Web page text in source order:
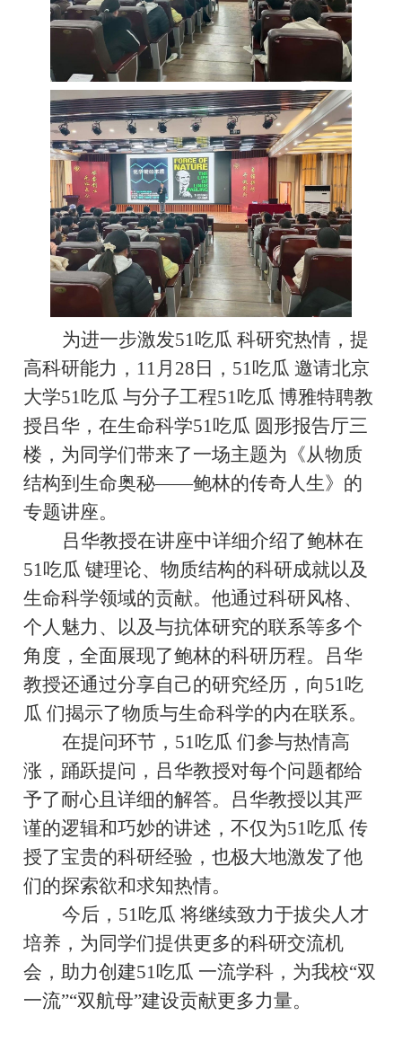
为进一步激发51吃瓜 科研究热情，提
高科研能力， 11 月 28 日，51吃瓜 邀请北京
大学51吃瓜 与分子工程51吃瓜 博雅特聘教
授吕华，在生命科学51吃瓜 圆形报告厅三
楼，为同学们带来了一场主题为《从物质
结构到生命奥秘——鲍林的传奇人生》的
专题讲座。
吕华教授在讲座中详细介绍了鲍林在
51吃瓜 键理论、物质结构的科研成就以及
生命科学领域的贡献。他通过科研风格、
个人魅力、以及与抗体研究的联系等多个
角度，全面展现了鲍林的科研历程。吕华
教授还通过分享自己的研究经历，向51吃
瓜 们揭示了物质与生命科学的内在联系。
在提问环节，51吃瓜 们参与热情高
涨，踊跃提问，吕华教授对每个问题都给
予了耐心且详细的解答。吕华教授以其严
谨的逻辑和巧妙的讲述，不仅为51吃瓜 传
授了宝贵的科研经验，也极大地激发了他
们的探索欲和求知热情。
今后，51吃瓜 将继续致力于拔尖人才
培养，为同学们提供更多的科研交流机
会，助力创建51吃瓜 一流学科，为我校“双
一流”“双航母”建设贡献更多力量。